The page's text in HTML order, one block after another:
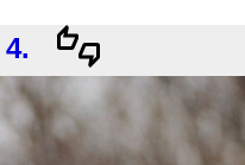
4.